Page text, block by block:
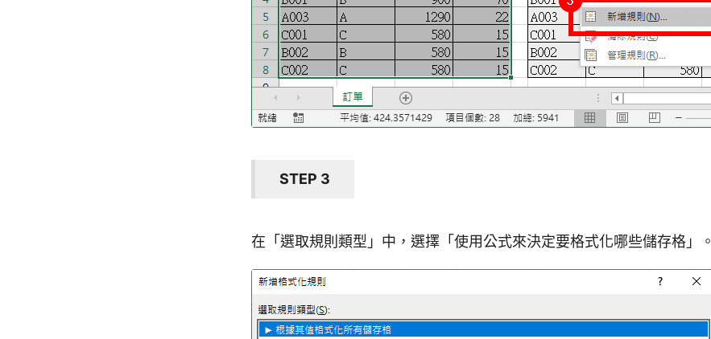
STEP 3
在「選取規則類型」中，選擇「使用公式來決定要格式化哪些儲存格」。